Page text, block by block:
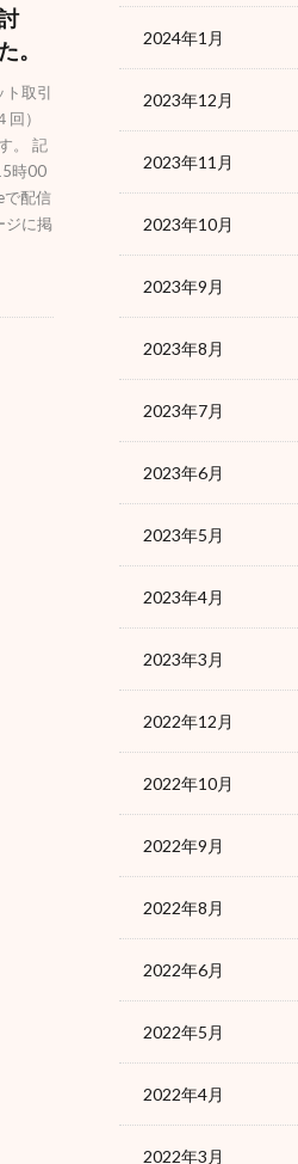
。
ト取引
）
。 記
時00
で配信
ジに掲
2024年1月
2023年12月
2023年11月
2023年10月
2023年9月
2023年8月
2023年7月
2023年6月
2023年5月
2023年4月
2023年3月
2022年12月
2022年10月
2022年9月
2022年8月
2022年6月
2022年5月
2022年4月
2022年3月